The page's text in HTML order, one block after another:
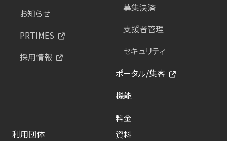
お知らせ
PRTIMES
採用情報
募集決済
支援者管理
セキュリティ
ポータル/集客
機能
料金
利用団体
資料